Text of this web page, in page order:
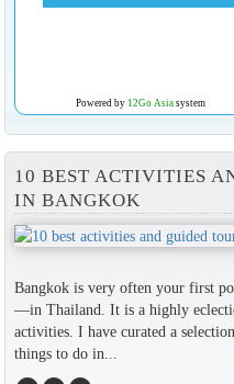
Powered by 12Go Asiasystem
10 BEST ACTIVITIES
IN BANGKOK
Bangkok is very often your first
—in Thailand. It is a highly
activities. I have curated a
things to do in...